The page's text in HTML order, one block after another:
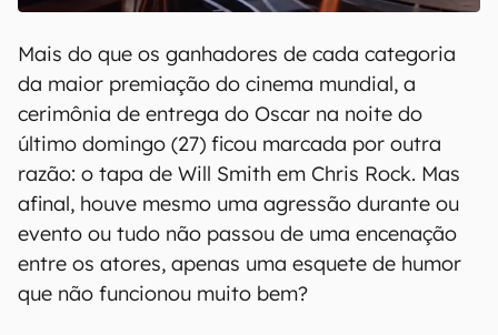
Mais do que os ganhadores de cada categoria
da maior premiação do cinema mundial, a
cerimônia de entrega do Oscar na noite do
último domingo (27) ficou marcada por outra
razão: o tapa de Will Smith em Chris Rock. Mas
afinal, houve mesmo uma agressão durante ou
evento ou tudo não passou de uma encenação
entre os atores, apenas uma esquete de humor
que não funcionou muito bem?